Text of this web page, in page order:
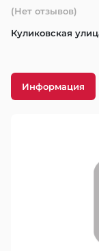
(Нет отзывов)
Куликовская
Информация